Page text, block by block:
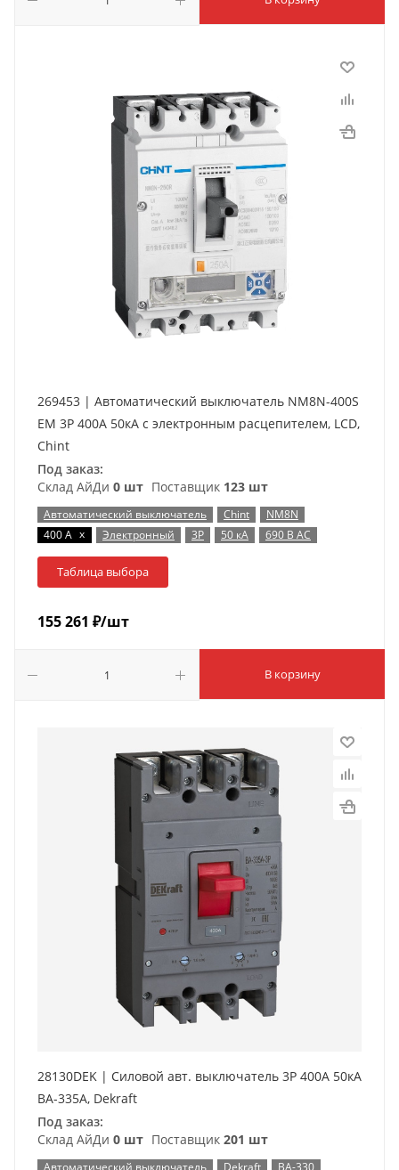
269453 | Автоматический выключатель NM8N-400S
EM 3P 400А 50кА с электронным расцепителем, LCD,
Chint
Под заказ:
Склад АйДи 0 шт Поставщик 123 шт
Автоматический выключатель Chint
NM8N
400 А x Электронный 3P 50 кА 690 В AC
Таблица выбора
155 261 ₽/шт
В корзину
28130DEK | Силовой авт. выключатель 3P 400A 50кА
ВА-335А, Dekraft
Под заказ:
Склад АйДи 0 шт Поставщик 201 шт
Автоматический выключатель Dekraft
ВА-330